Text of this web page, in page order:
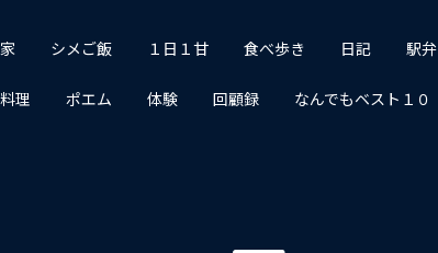
シメご飯 １日１甘 食べ歩き 日記 駅弁
理 ポエム 体験 回顧録 なんでもベスト１０